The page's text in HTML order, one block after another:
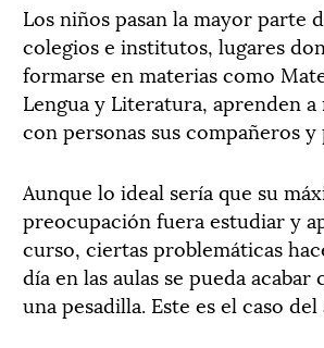
Los niños pasan la mayor parte
colegios e institutos, lugares
formarse en materias como
Lengua y Literatura, aprenden a
con personas sus compañeros
Aunque lo ideal sería que su
preocupación fuera estudiar y
curso, ciertas problemáticas
día en las aulas se pueda
una pesadilla. Este es el caso